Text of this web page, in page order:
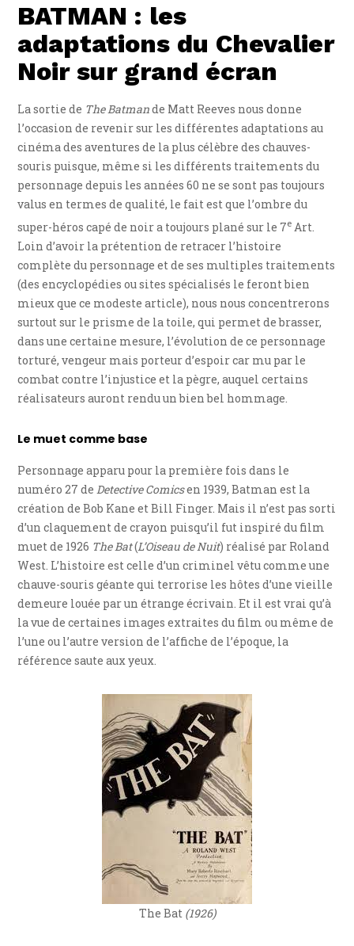
BATMAN : les
adaptations du Chevalier
Noir sur grand écran
La sortie de The Batmande Matt Reeves nous donne
l’occasion de revenir sur les différentes adaptations au
cinéma des aventures de la plus célèbre des chauves-
souris puisque, même si les différents traitements du
personnage depuis les années 60 ne se sont pas toujours
valus en termes de qualité, le fait est que l’ombre du
super-héros capé de noir a toujours plané sur le 7e Art.
Loin d’avoir la prétention de retracer l’histoire
complète du personnage et de ses multiples traitements
(des encyclopédies ou sites spécialisés le feront bien
mieux que ce modeste article), nous nous concentrerons
surtout sur le prisme de la toile, qui permet de brasser,
dans une certaine mesure, l’évolution de ce personnage
torturé, vengeur mais porteur d’espoir car mu par le
combat contre l’injustice et la pègre, auquel certains
réalisateurs auront rendu un bien bel hommage.
Le muet comme base
Personnage apparu pour la première fois dans le
numéro 27 deDetective Comicsen 1939, Batman est la
création de Bob Kane et Bill Finger. Mais il n’est pas sorti
d’un claquement de crayon puisqu’il fut inspiré du film
muet de 1926 The Bat(L’Oiseau de Nuit) réalisé par Roland
West. L’histoire est celle d’un criminel vêtu comme une
chauve-souris géante qui terrorise les hôtes d’une vieille
demeure louée par un étrange écrivain. Et il est vrai qu’à
la vue de certaines images extraites du film ou même de
l’une ou l’autre version de l’affiche de l’époque, la
référence saute aux yeux.
The Bat(1926)